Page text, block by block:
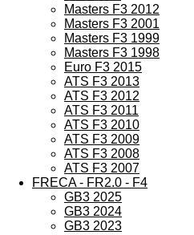
Masters F3 2012
Masters F3 2001
Masters F3 1999
Masters F3 1998
Euro F3 2015
ATS F3 2013
ATS F3 2012
ATS F3 2011
ATS F3 2010
ATS F3 2009
ATS F3 2008
ATS F3 2007
FRECA - FR2.0 - F4
GB3 2025
GB3 2024
GB3 2023